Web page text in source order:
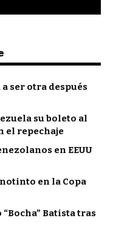
ser otra después
su boleto al
el repechaje
en EEUU
en la Copa
Batista tras